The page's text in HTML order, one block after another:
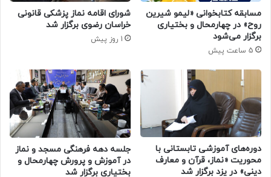
مسابقه کتابخوانی «لیمو شیرین
روح» در چهارمحال و بختیاری
برگزار می‌شود
5 ساعت پیش
شورای اقامه نماز پزشکی قانونی
خراسان رضوی برگزار شد
1 روز پیش
دوره‌های آموزشی تابستانی با
محوریت «نماز، قرآن و معارف
دینی» در یزد برگزار شد
جلسه دهه فرهنگی مسجد و نماز
در آموزش و پرورش چهارمحال و
بختیاری برگزار شد